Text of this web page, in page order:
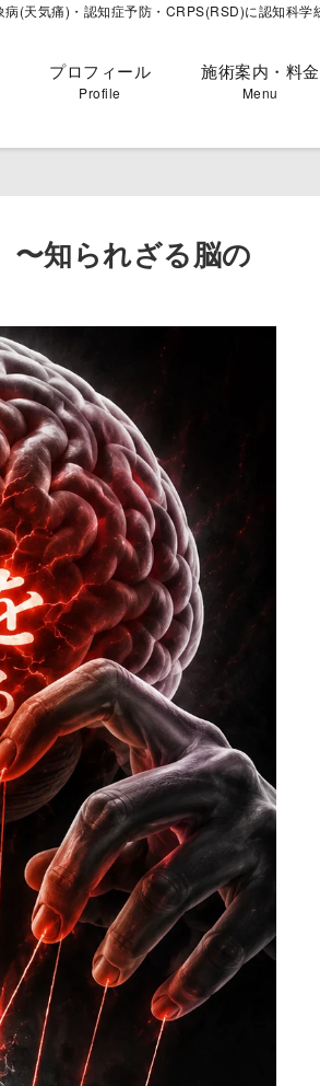
(天気痛)・認知症予防・CRPS(RSD)に認知科学
プロフィール
Profile
施術案内・料金
Menu
〜知られざる脳の